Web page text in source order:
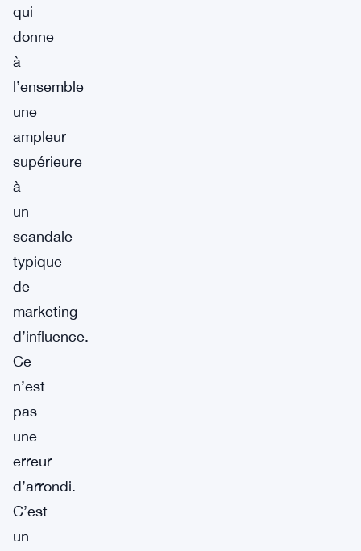
qui
donne
à
l’ensemble
une
ampleur
supérieure
à
un
scandale
typique
de
marketing
d’influence.
Ce
n’est
pas
une
erreur
d’arrondi.
C’est
un